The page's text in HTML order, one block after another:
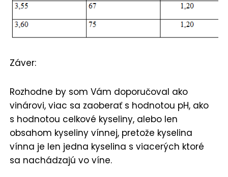
Záver:
Rozhodne by som Vám doporučoval ako
vinárovi, viac sa zaoberať s hodnotou pH, ako
s hodnotou celkové kyseliny, alebo len
obsahom kyseliny vínnej, pretože kyselina
vínna je len jedna kyselina s viacerých ktoré
sa nachádzajú vo víne.